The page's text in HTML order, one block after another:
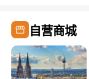
自营商城